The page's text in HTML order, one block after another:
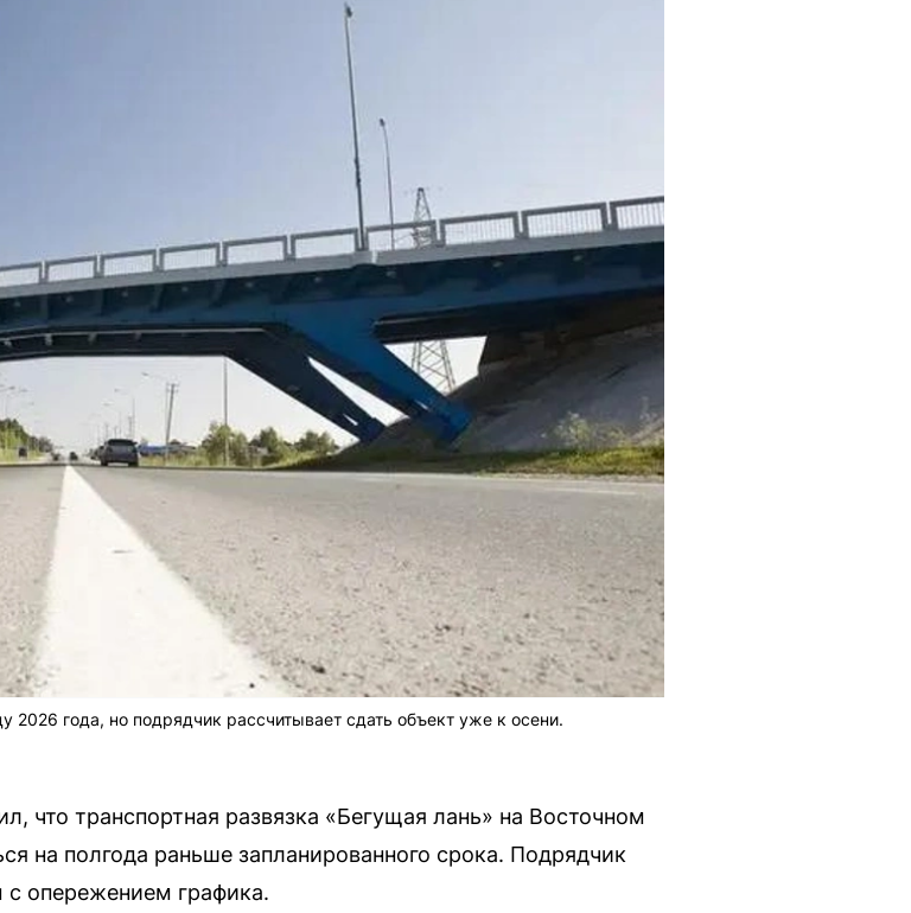
2026 года, но подрядчик рассчитывает сдать объект уже к осени.
что транспортная развязка «Бегущая лань» на Восточном
на полгода раньше запланированного срока. Подрядчик
с опережением графика.